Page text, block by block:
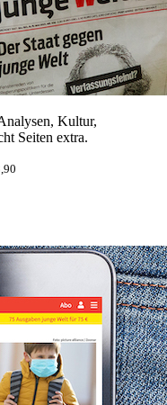
Kultur,
Seiten extra.